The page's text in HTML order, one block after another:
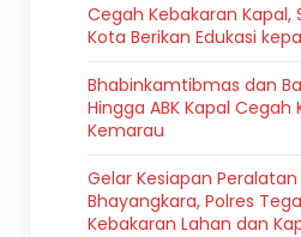
Cegah Kebakaran Kapal,
Kota Berikan Edukasi
Bhabinkamtibmas dan
Hingga ABK Kapal
Kemarau
Gelar Kesiapan
Bhayangkara, Polres
Kebakaran Lahan dan